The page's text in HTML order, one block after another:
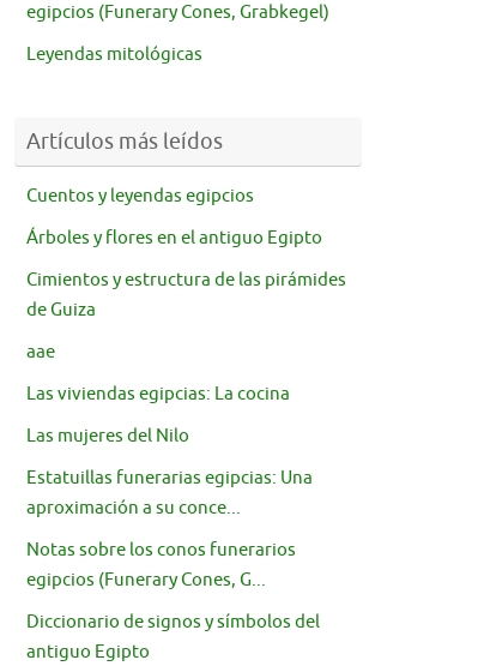
egipcios (Funerary Cones, Grabkegel)
Leyendas mitológicas
Artículos más leídos
Cuentos y leyendas egipcios
Árboles y flores en el antiguo Egipto
Cimientos y estructura de las pirámides
de Guiza
aae
Las viviendas egipcias: La cocina
Las mujeres del Nilo
Estatuillas funerarias egipcias: Una
aproximación a su conce...
Notas sobre los conos funerarios
egipcios (Funerary Cones, G...
Diccionario de signos y símbolos del
antiguo Egipto